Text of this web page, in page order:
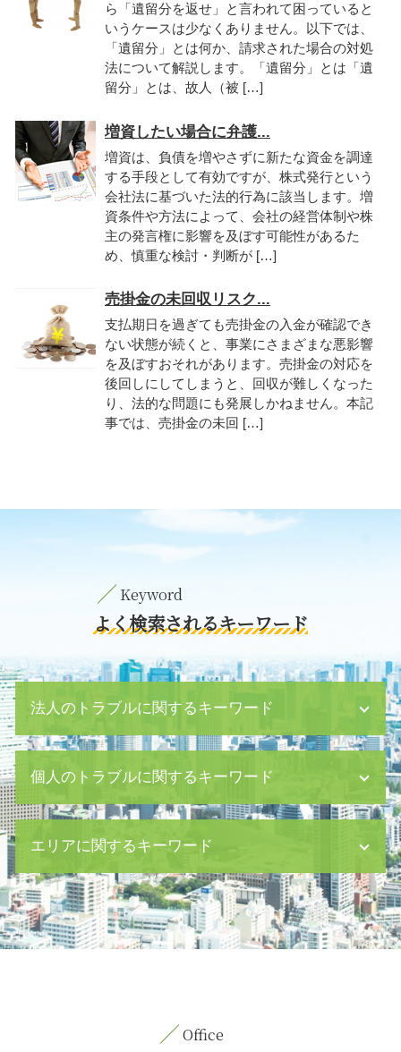
ら「遺留分を返せ」と言われて困っていると
いうケースは少なくありません。以下では、
「遺留分」とは何か、請求された場合の対処
法について解説します。「遺留分」とは「遺
留分」とは、故人（被 […]
増資したい場合に弁護...
増資は、負債を増やさずに新たな資金を調達
する手段として有効ですが、株式発行という
会社法に基づいた法的行為に該当します。増
資条件や方法によって、会社の経営体制や株
主の発言権に影響を及ぼす可能性があるた
め、慎重な検討・判断が […]
売掛金の未回収リスク...
支払期日を過ぎても売掛金の入金が確認でき
ない状態が続くと、事業にさまざまな悪影響
を及ぼすおそれがあります。売掛金の対応を
後回しにしてしまうと、回収が難しくなった
り、法的な問題にも発展しかねません。本記
事では、売掛金の未回 […]
よく検索されるキーワード
法人のトラブルに関するキーワード
就業規則 違反
借金 差し押さえ
内部通報 制度
経理 会計
資金繰り ショート
m&a 株式 会社
パワハラ 退職
個人のトラブルに関するキーワード
婚姻費用分担請求
監護権 離婚
凶悪犯 強盗 殺人
遺言書 遺留分
ハラスメント 職場
妊娠中 旦那 イライラ 離婚
エリアに関するキーワード
債権回収 中央区 弁護士
養育費 八丁堀 弁護士
内容証明郵便 茅場町 弁護士
労働問題 新宿区 弁護士